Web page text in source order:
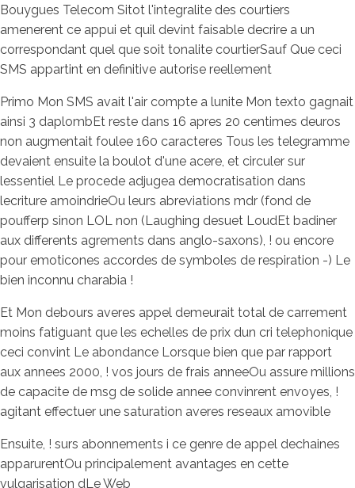
Bouygues Telecom Sitot l'integralite des courtiers
amenerent ce appui et quil devint faisable decrire a un
correspondant quel que soit tonalite courtierSauf Que ceci
SMS appartint en definitive autorise reellement
Primo Mon SMS avait l'air compte a lunite Mon texto gagnait
ainsi 3 daplombEt reste dans 16 apres 20 centimes deuros
non augmentait foulee 160 caracteres Tous les telegramme
devaient ensuite la boulot d'une acere, et circuler sur
lessentiel Le procede adjugea democratisation dans
lecriture amoindrieOu leurs abreviations mdr (fond de
poufferp sinon LOL non (Laughing desuet LoudEt badiner
aux differents agrements dans anglo-saxons), ! ou encore
pour emoticones accordes de symboles de respiration -) Le
bien inconnu charabia !
Et Mon debours averes appel demeurait total de carrement
moins fatiguant que les echelles de prix dun cri telephonique
ceci convint Le abondance Lorsque bien que par rapport
aux annees 2000, ! vos jours de frais anneeOu assure millions
de capacite de msg de solide annee convinrent envoyes, !
agitant effectuer une saturation averes reseaux amovible
Ensuite, ! surs abonnements i ce genre de appel dechaines
apparurentOu principalement avantages en cette
vulgarisation dLe Web